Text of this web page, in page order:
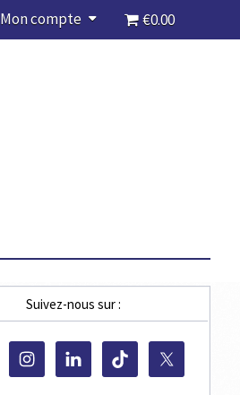
Mon compte €0.00
Suivez-nous sur :